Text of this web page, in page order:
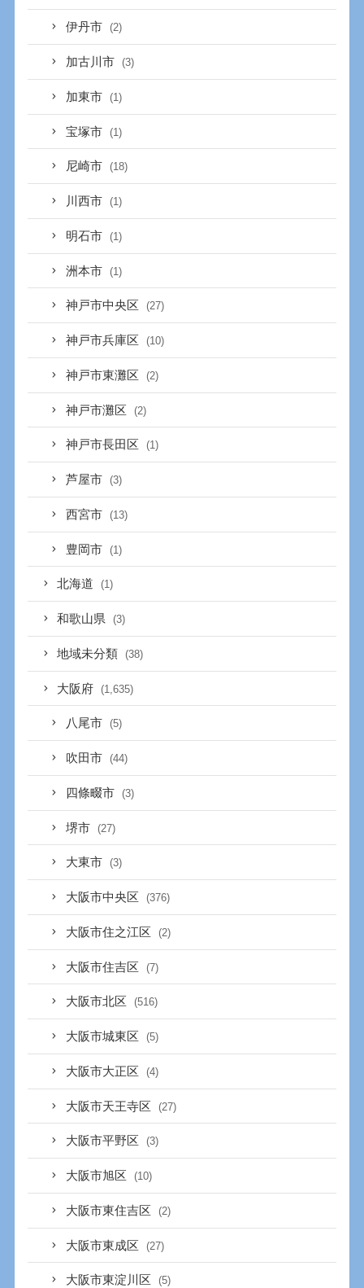
伊丹市 (2)
加古川市 (3)
加東市 (1)
宝塚市 (1)
尼崎市 (18)
川西市 (1)
明石市 (1)
洲本市 (1)
神戸市中央区 (27)
神戸市兵庫区 (10)
神戸市東灘区 (2)
神戸市灘区 (2)
神戸市長田区 (1)
芦屋市 (3)
西宮市 (13)
豊岡市 (1)
北海道 (1)
和歌山県 (3)
地域未分類 (38)
大阪府 (1,635)
八尾市 (5)
吹田市 (44)
四條畷市 (3)
堺市 (27)
大東市 (3)
大阪市中央区 (376)
大阪市住之江区 (2)
大阪市住吉区 (7)
大阪市北区 (516)
大阪市城東区 (5)
大阪市大正区 (4)
大阪市天王寺区 (27)
大阪市平野区 (3)
大阪市旭区 (10)
大阪市東住吉区 (2)
大阪市東成区 (27)
大阪市東淀川区 (5)